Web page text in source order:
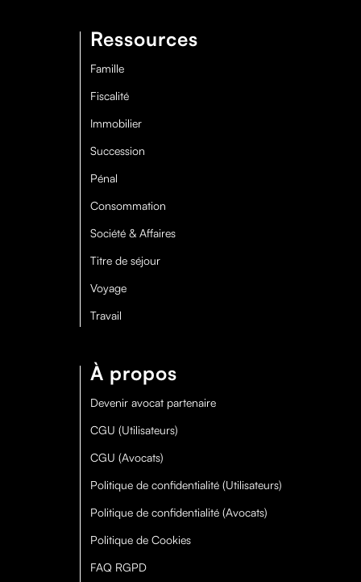
Ressources
Famille
Fiscalité
Immobilier
Succession
Pénal
Consommation
Société & Affaires
Titre de séjour
Voyage
Travail
À propos
Devenir avocat partenaire
CGU (Utilisateurs)
CGU (Avocats)
Politique de confidentialité (Utilisateurs)
Politique de confidentialité (Avocats)
Politique de Cookies
FAQ RGPD